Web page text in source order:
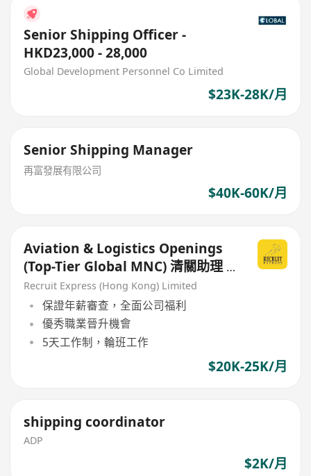
Senior Shipping Officer -
HKD23,000 - 28,000
Global Development Personnel Co Limited
$23K-28K/月
Senior Shipping Manager
再富發展有限公司
$40K-60K/月
Aviation & Logistics Openings
(Top-Tier Global MNC) 清關助理 /
空運主任 / 物流文職
Recruit Express (Hong Kong) Limited
保證年薪審查，全面公司福利
優秀職業晉升機會
5天工作制，輪班工作
$20K-25K/月
shipping coordinator
ADP
$2K/月